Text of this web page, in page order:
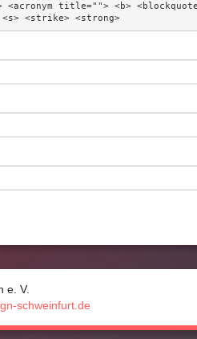
title=""> <b>
<strike> <strong>
e. V.
schweinfurt.de